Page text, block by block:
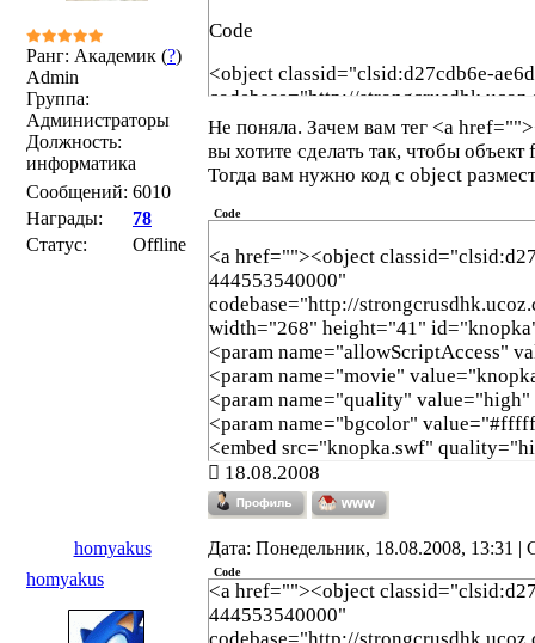
Ранг: Академик (?)
Admin
Группа:
Администраторы
Должность:
информатика
Сообщений: 6010
Награды:
78
Статус:
Offline
Code
<object classid="clsid:d27cdb6e-
codebase="http://
width="268" height="41"
<param name="allowScriptAccess"
<param name="movie"
<param name="quality" value="high"
<param name="bgcolor"
width="268" height="41"
allowScriptAccess="sameDomain"
flash" pluginspage="http://
</object>
Не поняла. Зачем вам тег <a
вы хотите сделать так, чтобы
Тогда вам нужно код с object
Code
<a href=""><object
444553540000"
codebase="http://
width="268" height="41"
<param name="allowScriptAccess"
<param name="movie"
<param name="quality"
<param name="bgcolor"
<embed src="knopka.swf"
width="268" height="41"
allowScriptAccess="sameDomain"
flash" pluginspage="http://
/>
</object></a>
18.08.2008
homyakus
Дата: Понедельник, 18.08.2008, 13:31
homyakus
Code
<a href=""><object
444553540000"